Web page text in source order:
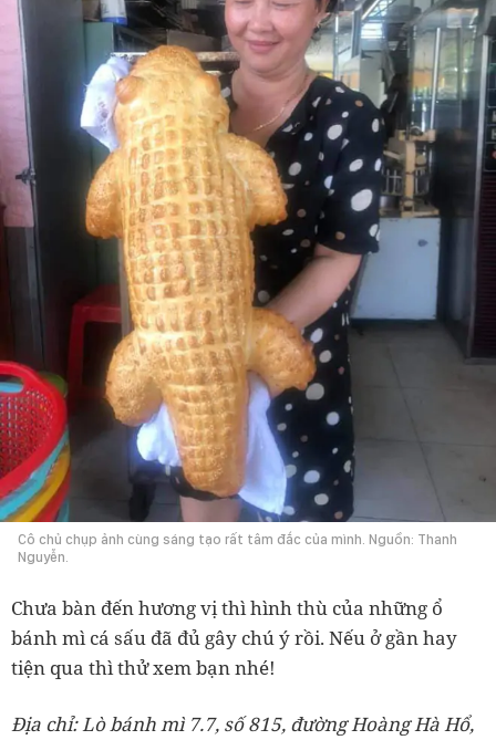
Cô chủ chụp ảnh cùng sáng tạo rất tâm đắc của mình. Nguồn: Thanh
Nguyễn.
Chưa bàn đến hương vị thì hình thù của những ổ
bánh mì cá sấu đã đủ gây chú ý rồi. Nếu ở gần hay
tiện qua thì thử xem bạn nhé!
Địa chỉ: Lò bánh mì 7.7, số 815, đường Hoàng Hà Hổ,